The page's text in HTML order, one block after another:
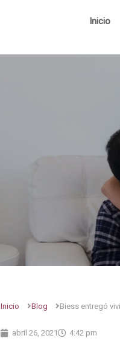
Inicio
Inicio Blog Biess entregó
abril 26, 2021 4:42 pm